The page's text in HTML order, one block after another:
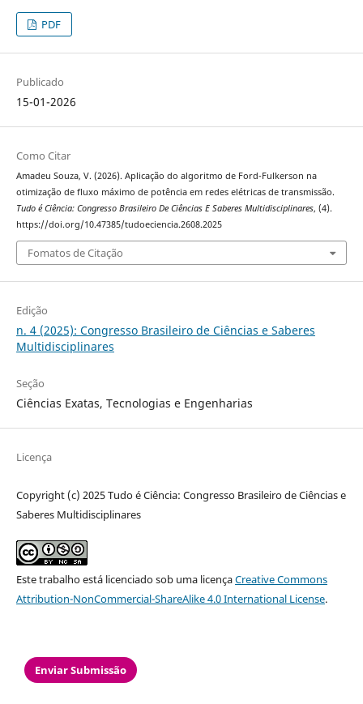
PDF
Publicado
15-01-2026
Como Citar
Amadeu Souza, V. (2026). Aplicação do algoritmo de Ford-Fulkerson na
otimização de fluxo máximo de potência em redes elétricas de transmissão.
Tudo é Ciência: Congresso Brasileiro De Ciências E Saberes Multidisciplinares, (4).
https://doi.org/10.47385/tudoeciencia.2608.2025
Fomatos de Citação
Edição
n. 4 (2025): Congresso Brasileiro de Ciências e Saberes
Multidisciplinares
Seção
Ciências Exatas, Tecnologias e Engenharias
Licença
Copyright (c) 2025 Tudo é Ciência: Congresso Brasileiro de Ciências e
Saberes Multidisciplinares
Este trabalho está licenciado sob uma licençaCreative Commons
Attribution-NonCommercial-ShareAlike 4.0 International License.
Enviar Submissão